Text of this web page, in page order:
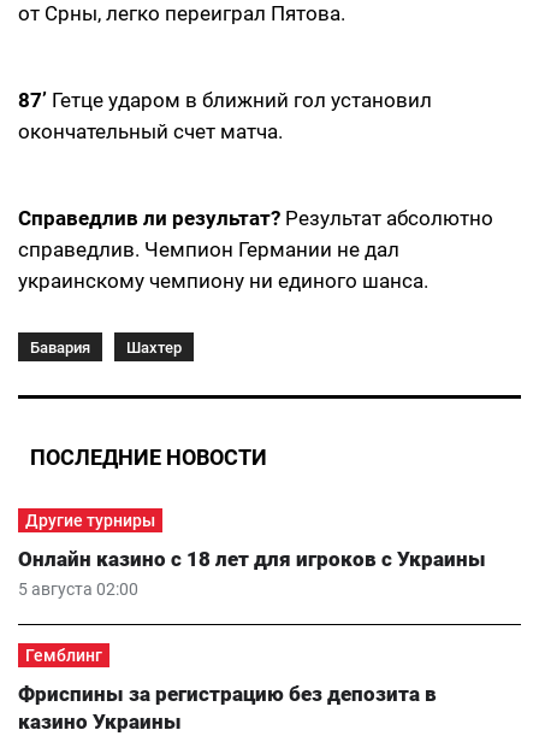
от Срны, легко переиграл Пятова.
87’ Гетце ударом в ближний гол установил
окончательный счет матча.
Справедлив ли результат? Результат абсолютно
справедлив. Чемпион Германии не дал
украинскому чемпиону ни единого шанса.
Бавария Шахтер
ПОСЛЕДНИЕ НОВОСТИ
Другие турниры
5 августа 02:00
Онлайн казино с 18 лет для игроков с Украины
Гемблинг
Фриспины за регистрацию без депозита в
казино Украины